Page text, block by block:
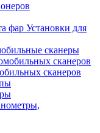
Установки для
сканеры
сканеров